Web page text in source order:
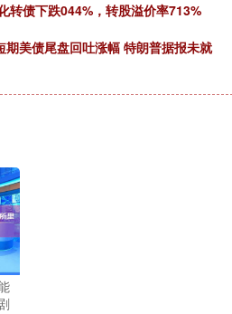
转债下跌044%，转股溢价率713%
期美债尾盘回吐涨幅 特朗普据报未就